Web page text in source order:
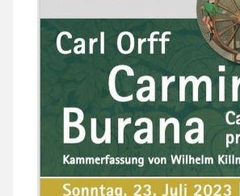
stuttgarter_oratorienchor
Juli 22